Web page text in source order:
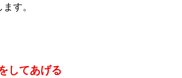
す。
してあげる